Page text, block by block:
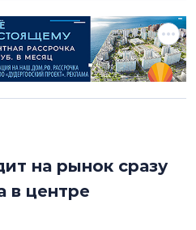
на рынок сразу
в центре